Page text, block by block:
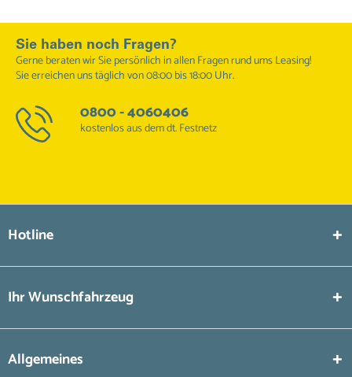
Sie haben noch Fragen?
Gerne beraten wir Sie persönlich in allen Fragen rund ums Leasing!
Sie erreichen uns täglich von 08:00 bis 18:00 Uhr.
0800 - 4060406
kostenlos aus dem dt. Festnetz
Hotline
Ihr Wunschfahrzeug
Allgemeines